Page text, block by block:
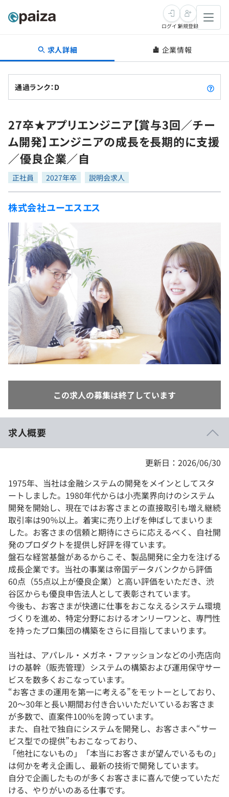
転職・キャリア
転職成功ガイド
転職エージェント
インタビュー
転職成功ガイド
新卒就活
求人検索
本選考
インターン
新卒エージェント
イベント・セミナー
インタビュー
就活成功ガイド
学習
問題集
4択課題
ナレッジ
リファレンス
プラン
個人向けプラン
法人向けプラン
学校向けプラン
プログラミング言語
評価結果一覧
再チャレンジ結果一覧
ゲーム・マンガ
Tech Team Journal
paiza times
note
paizaとは？
ログイン新規登録
求人詳細 企業情報
通過ランク：D
27卒★アプリエンジニア【賞与3回／チー
ム開発】エンジニアの成長を長期的に支援
／優良企業／自
正社員 2027年卒 説明会求人
株式会社ユーエスエス
この求人の募集は終了しています
求人概要
更新日：2026/06/30
1975年、当社は金融システムの開発をメインとしてスタ
ートしました。1980年代からは小売業界向けのシステム
開発を開始し、現在ではお客さまとの直接取引も増え継続
取引率は90％以上。着実に売り上げを伸ばしてまいりま
した。お客さまの信頼と期待にさらに応えるべく、自社開
発のプロダクトを提供し好評を得ています。
盤石な経営基盤があるからこそ、製品開発に全力を注げる
成長企業です。当社の事業は帝国データバンクから評価
60点（55点以上が優良企業）と高い評価をいただき、渋
谷区からも優良申告法人として表彰されています。
今後も、お客さまが快適に仕事をおこなえるシステム環境
づくりを進め、特定分野におけるオンリーワンと、専門性
を持ったプロ集団の構築をさらに目指してまいります。
当社は、アパレル・メガネ・ファッションなどの小売店向
けの基幹（販売管理）システムの構築および運用保守サー
ビスを数多くおこなっています。
“お客さまの運用を第一に考える”をモットーとしており、
20～30年と長い期間お付き合いいただいているお客さま
が多数で、直案件100%を誇っています。
また、自社で独自にシステムを開発し、お客さまへ“サー
ビス型での提供”もおこなっており、
「他社にないもの」「本当にお客さまが望んでいるもの」
は何かを考え企画し、最新の技術で開発しています。
自分で企画したものが多くお客さまに喜んで使っていただ
ける、やりがいのある仕事です。